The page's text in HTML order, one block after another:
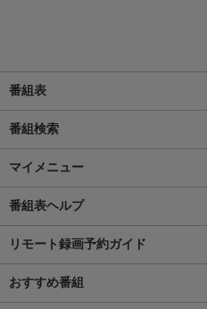
番組表
番組検索
マイメニュー
番組表ヘルプ
リモート録画予約ガイド
おすすめ番組